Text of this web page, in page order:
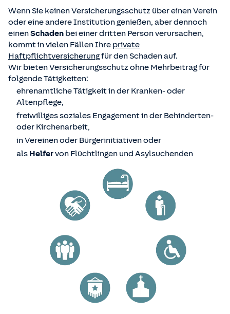
Wenn Sie keinen Versicherungsschutz über einen Verein
oder eine andere Institution genießen, aber dennoch
einenSchaden bei einer dritten Person verursachen,
kommt in vielen Fällen Ihre private
Haftpflichtversicherungfür den Schaden auf.
Wir bieten Versicherungsschutz ohne Mehrbeitrag für
folgende Tätigkeiten:
ehrenamtliche Tätigkeit in der Kranken- oder
Altenpflege,
freiwilliges soziales Engagement in der Behinderten-
oder Kirchenarbeit,
in Vereinen oder Bürgerinitiativen oder
als Helfervon Flüchtlingen und Asylsuchenden